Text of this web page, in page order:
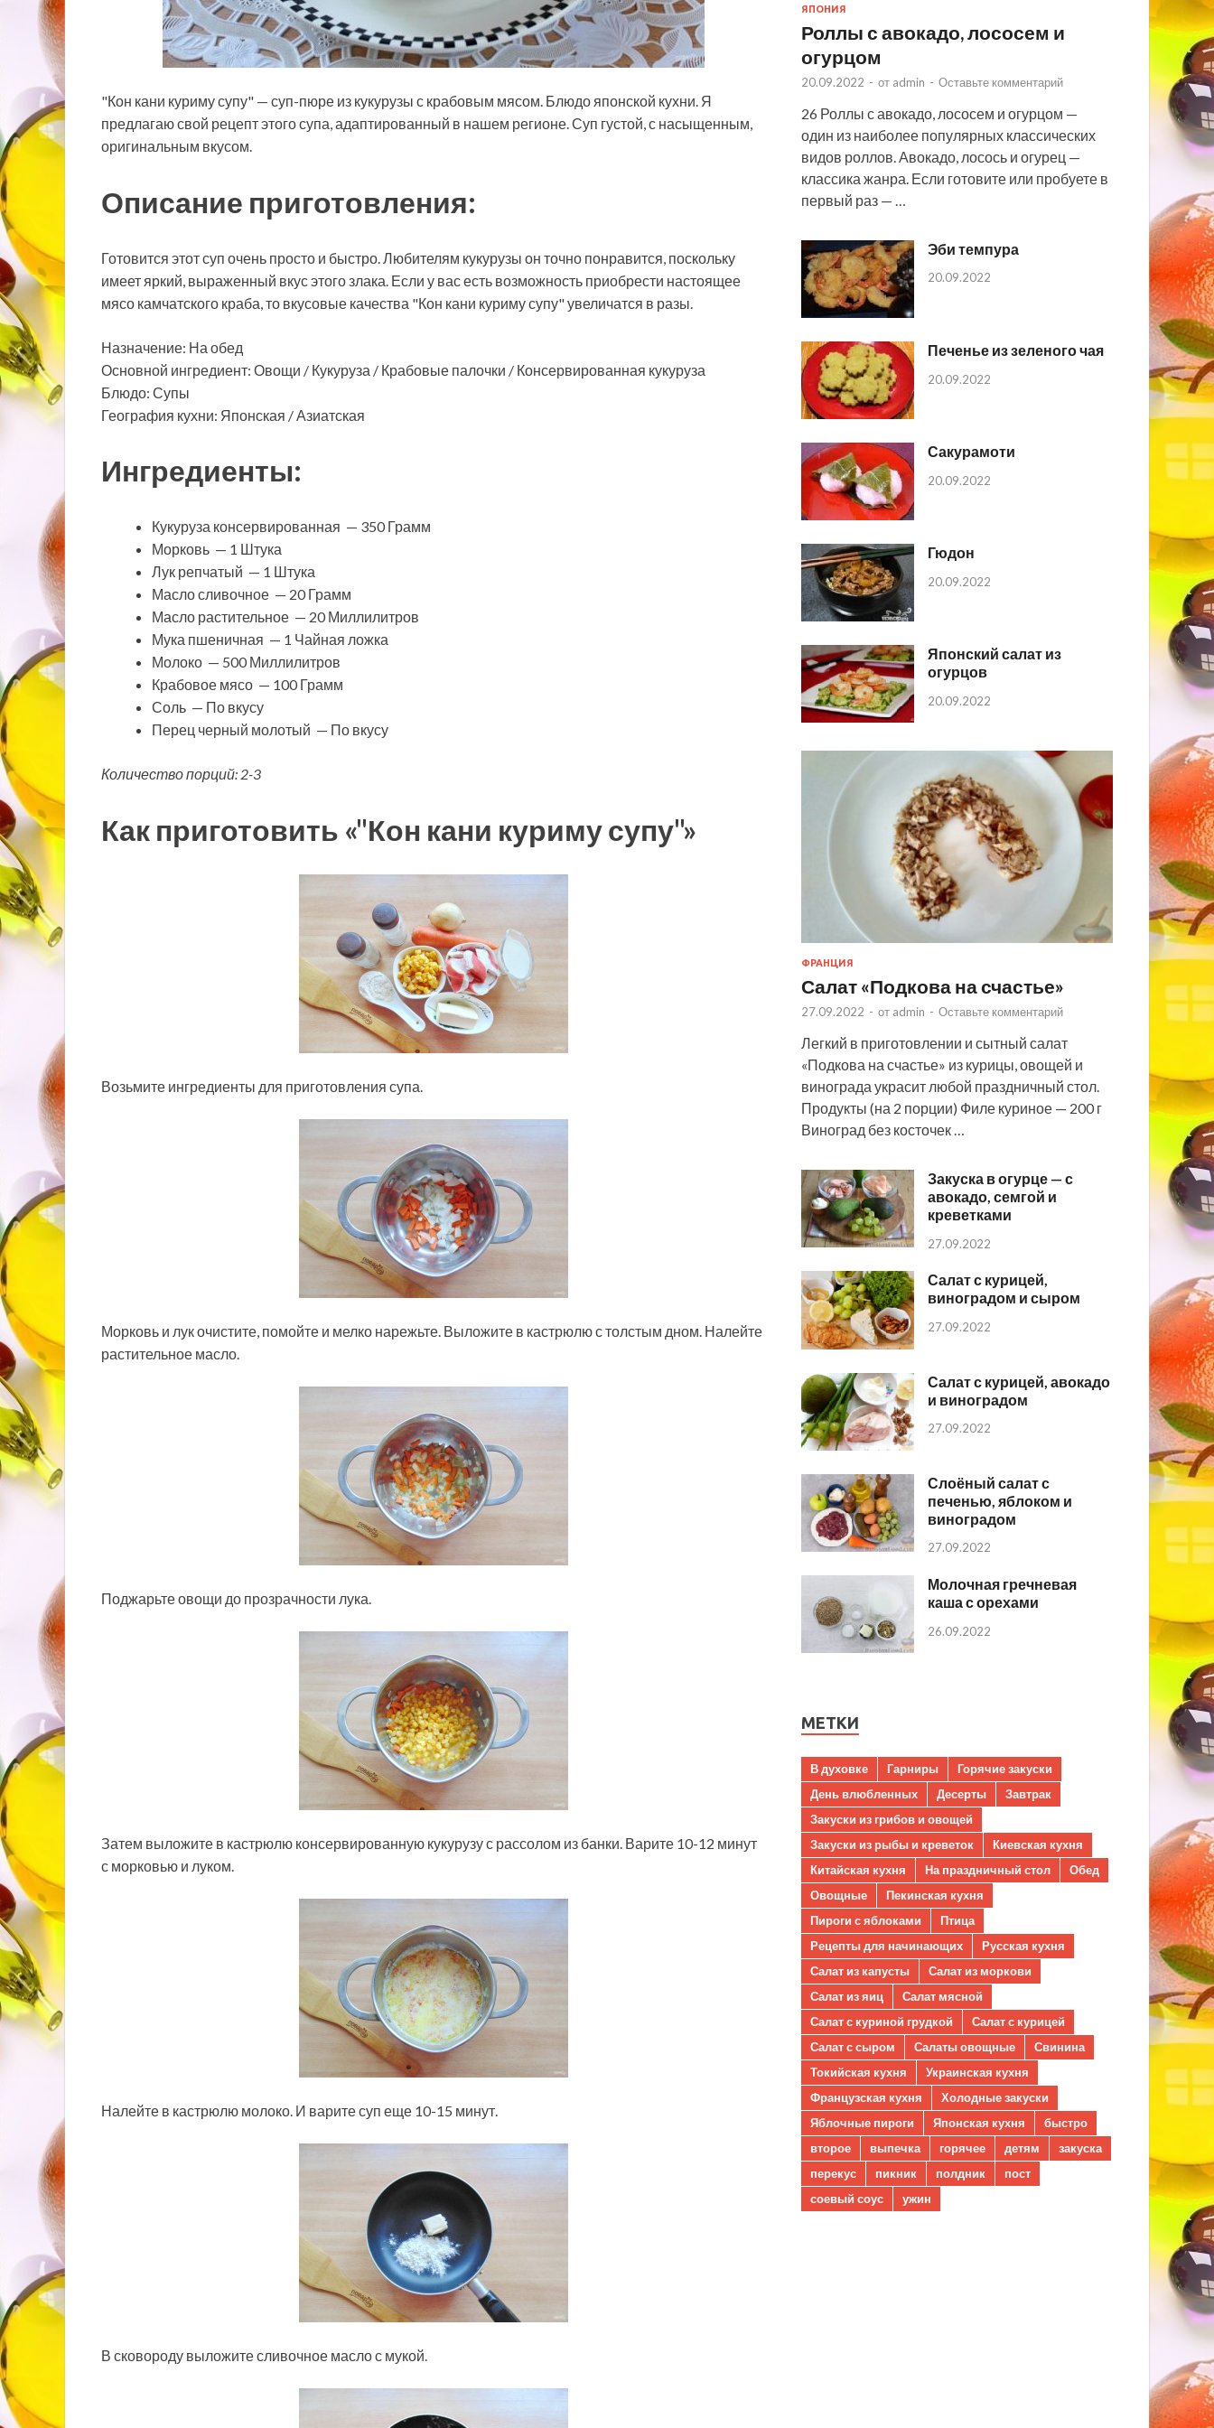
"Кон кани куриму супу" — суп-пюре из кукурузы с крабовым мясом. Блюдо японской кухни. Я
предлагаю свой рецепт этого супа, адаптированный в нашем регионе. Суп густой, с насыщенным,
оригинальным вкусом.
Описание приготовления:
Готовится этот суп очень просто и быстро. Любителям кукурузы он точно понравится, поскольку
имеет яркий, выраженный вкус этого злака. Если у вас есть возможность приобрести настоящее
мясо камчатского краба, то вкусовые качества "Кон кани куриму супу" увеличатся в разы.
Назначение: На обед
Основной ингредиент: Овощи / Кукуруза / Крабовые палочки / Консервированная кукуруза
Блюдо: Супы
География кухни: Японская / Азиатская
Ингредиенты:
Кукуруза консервированная — 350 Грамм
Морковь — 1 Штука
Лук репчатый — 1 Штука
Масло сливочное — 20 Грамм
Масло растительное — 20 Миллилитров
Мука пшеничная — 1 Чайная ложка
Молоко — 500 Миллилитров
Крабовое мясо — 100 Грамм
Соль — По вкусу
Перец черный молотый — По вкусу
Количество порций: 2-3
Как приготовить «"Кон кани куриму супу"»
Возьмите ингредиенты для приготовления супа.
Морковь и лук очистите, помойте и мелко нарежьте. Выложите в кастрюлю с толстым дном. Налейте
растительное масло.
Поджарьте овощи до прозрачности лука.
Затем выложите в кастрюлю консервированную кукурузу с рассолом из банки. Варите 10-12 минут
с морковью и луком.
Налейте в кастрюлю молоко. И варите суп еще 10-15 минут.
В сковороду выложите сливочное масло с мукой.
ЯПОНИЯ
Роллы с авокадо, лососем и
огурцом
20.09.2022 - от admin - Оставьте комментарий
26 Роллы с авокадо, лососем и огурцом —
один из наиболее популярных классических
видов роллов. Авокадо, лосось и огурец —
классика жанра. Если готовите или пробуете в
первый раз — …
Эби темпура
20.09.2022
Печенье из зеленого чая
20.09.2022
Сакурамоти
20.09.2022
Гюдон
20.09.2022
Японский салат из
огурцов
20.09.2022
ФРАНЦИЯ
Салат «Подкова на счастье»
27.09.2022 - от admin - Оставьте комментарий
Легкий в приготовлении и сытный салат
«Подкова на счастье» из курицы, овощей и
винограда украсит любой праздничный стол.
Продукты (на 2 порции) Филе куриное — 200 г
Виноград без косточек …
Закуска в огурце — с
авокадо, семгой и
креветками
27.09.2022
Салат с курицей,
виноградом и сыром
27.09.2022
Салат с курицей, авокадо
и виноградом
27.09.2022
Слоёный салат с
печенью, яблоком и
виноградом
27.09.2022
Молочная гречневая
каша с орехами
26.09.2022
МЕТКИ
В духовке Гарниры
Горячие закуски
День влюбленных
Десерты
Завтрак
Закуски из грибов и овощей
Закуски из рыбы и креветок
Киевская кухня
Китайская кухня
На праздничный стол
Обед
Овощные
Пекинская кухня
Пироги с яблоками
Птица
Рецепты для начинающих
Русская кухня
Салат из капусты
Салат из моркови
Салат из яиц
Салат мясной
Салат с куриной грудкой
Салат с курицей
Салат с сыром
Салаты овощные
Свинина
Токийская кухня
Украинская кухня
Французская кухня
Холодные закуски
Яблочные пироги
Японская кухня
быстро
второе
выпечка горячее детям
закуска
перекус
пикник полдник
пост
соевый соус
ужин